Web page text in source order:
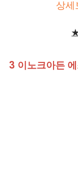
상세
★
3 이노크아든